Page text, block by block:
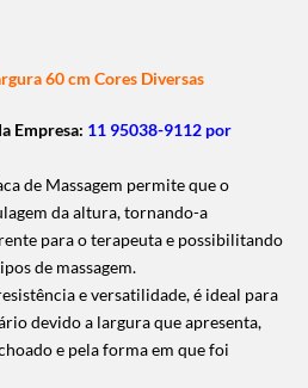
60 cm Cores Diversas
Empresa: 11 95038-9112 por
de Massagem permite que o
da altura, tornando-a
para o terapeuta e possibilitando
de massagem.
e versatilidade, é ideal para
devido a largura que apresenta,
e pela forma em que foi